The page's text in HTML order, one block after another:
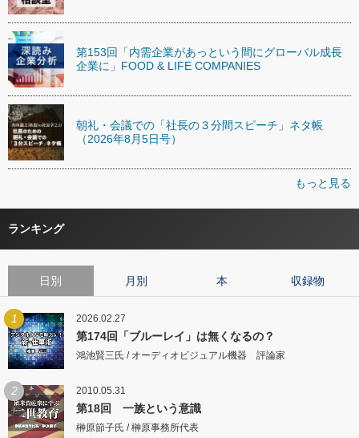
第153回「内需企業があっという間にグローバル成長
企業に」FOOD & LIFE COMPANIES
朝礼・会議での「社長の３分間スピーチ」ネタ帳
（2026年8月5日号）
もっと見る
ランキング
日別 月別 本 収録物
1 2026.02.27
第174回「ブルーレイ」は無くなるの？
鴻池賢三氏 / オーディオビジュアル機器 評論家
2 2010.05.31
第18回 一族という意識
榊原節子氏 / 榊原事務所代表